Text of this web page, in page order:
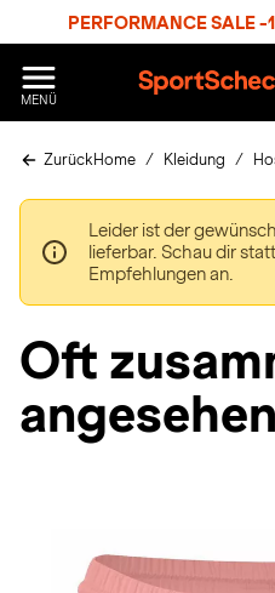
PERFORMANCE SALE
MENÜ
p
r
c
h
e
ZurückHome Kleidung
Leider ist der
lieferbar. Schau dir
Empfehlungen an.
Oft
angesehen